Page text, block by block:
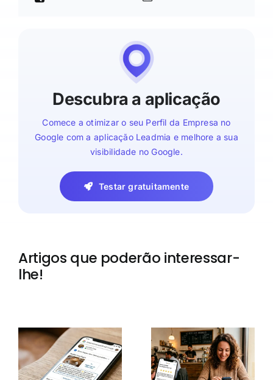
Descubra a aplicação
Comece a otimizar o seu Perfil da Empresa no
Google com a aplicação Leadmia e melhore a sua
visibilidade no Google.
Testar gratuitamente
Artigos que poderão interessar-
lhe!